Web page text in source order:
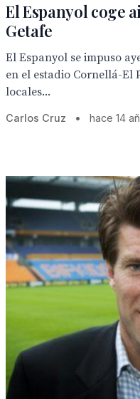
El Espanyol coge
Getafe
El Espanyol se impuso
en el estadio Cornellá-El
locales...
Carlos Cruz • hace 14